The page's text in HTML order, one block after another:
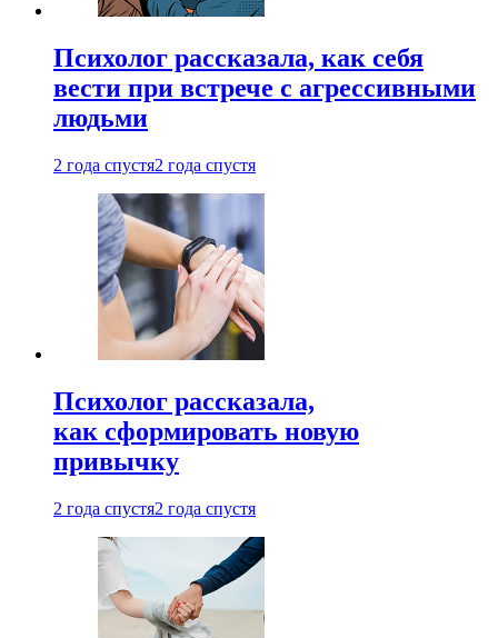
Психолог рассказала, как себя
вести при встрече с агрессивными
людьми
2 года спустя2 года спустя
Психолог рассказала,
как сформировать новую
привычку
2 года спустя2 года спустя